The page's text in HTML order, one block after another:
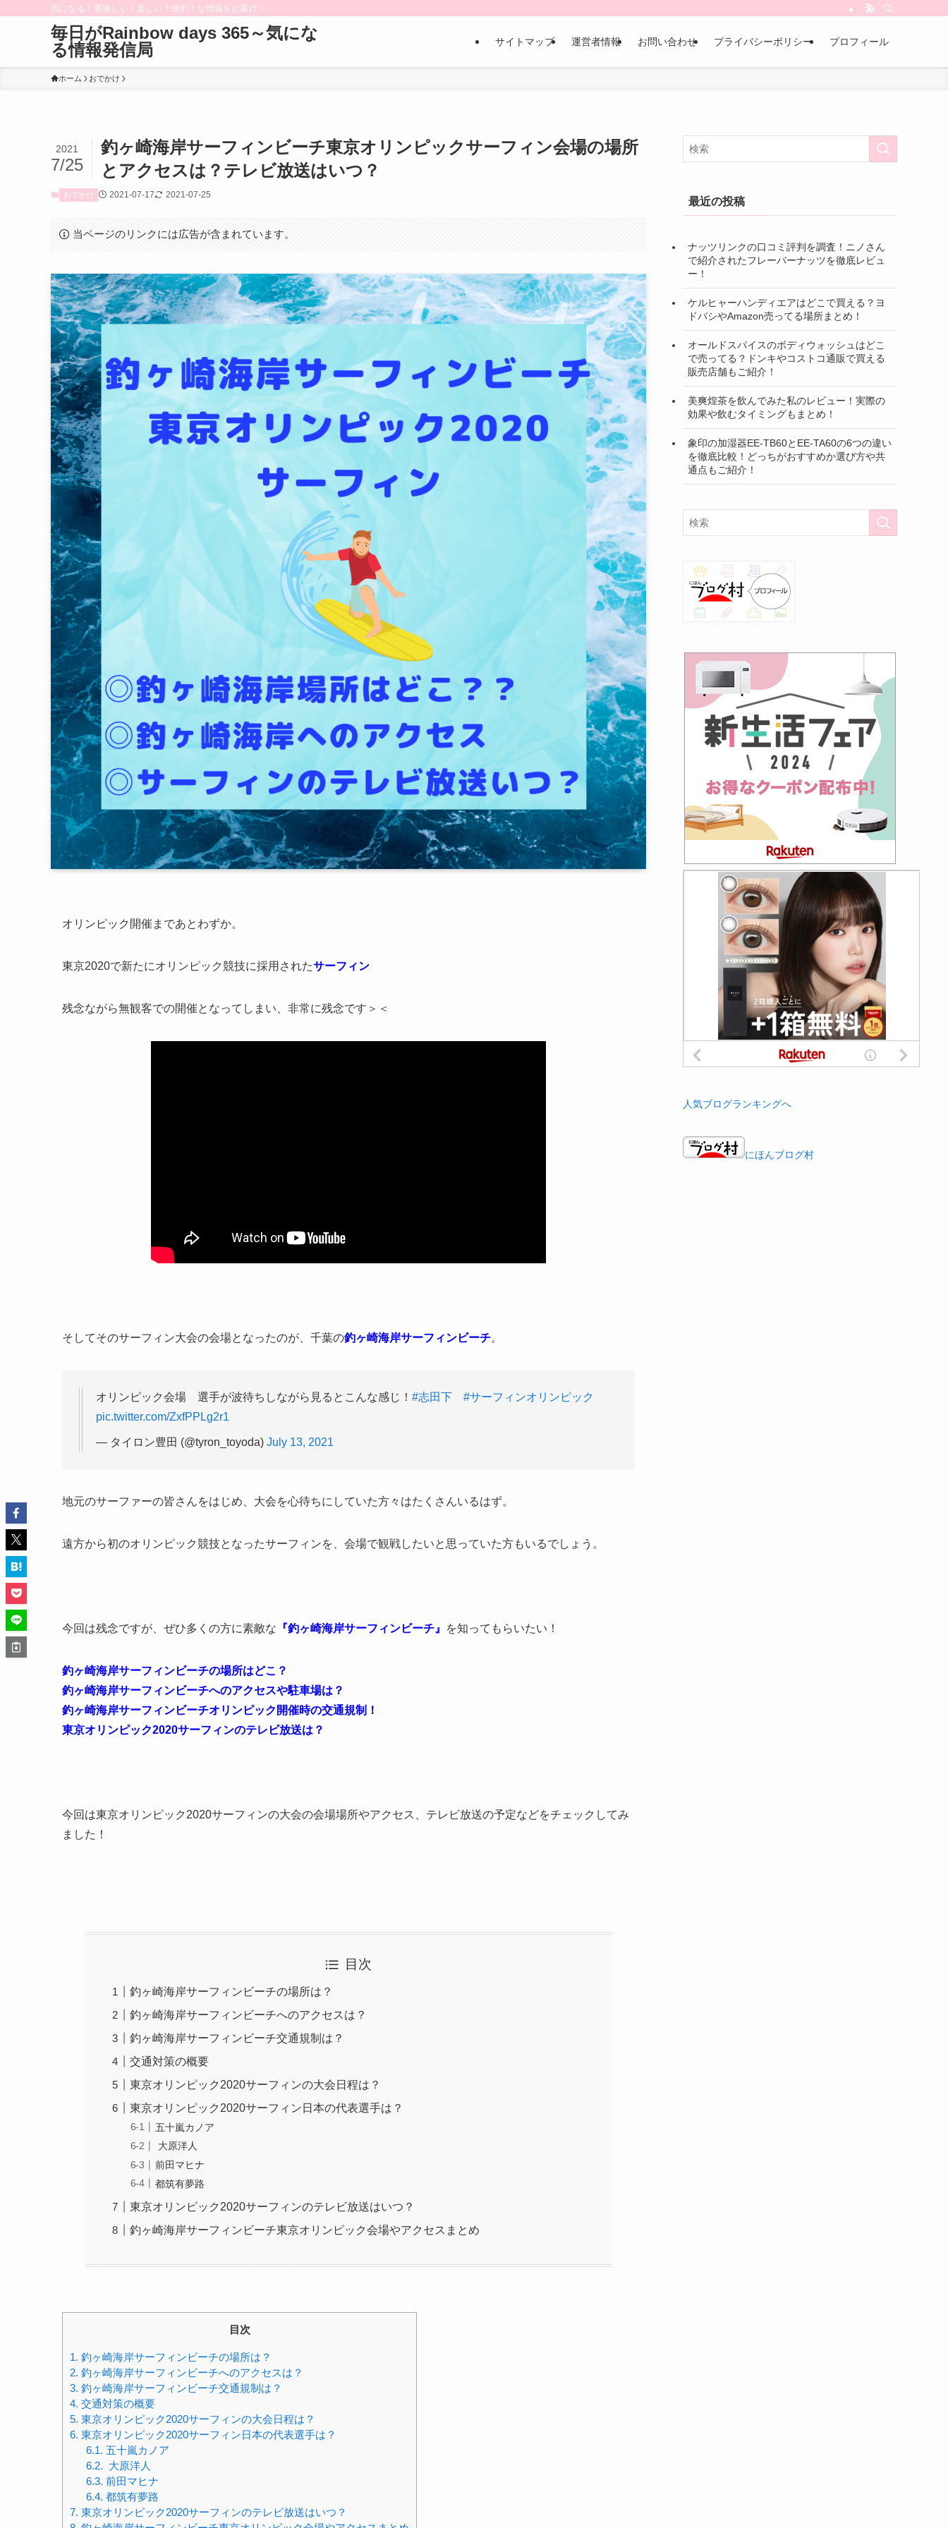
気になる！美味しい！楽しい！便利！な情報をお届け！
毎日がRainbow days 365～気にな
る情報発信局
サイトマップ 運営者情報 お問い合わせ プライバシーポリシー プロフィール
ホーム おでかけ
釣ヶ崎海岸サーフィンビーチ東京オリンピックサーフィン会場の場所
とアクセスは？テレビ放送はいつ？
2021
7/25
おでかけ 2021-07-17 2021-07-25
当ページのリンクには広告が含まれています。
オリンピック開催まであとわずか。
東京2020で新たにオリンピック競技に採用されたサーフィン
残念ながら無観客での開催となってしまい、非常に残念です＞＜
そしてそのサーフィン大会の会場となったのが、千葉の釣ヶ崎海岸サーフィンビーチ。
オリンピック会場 選手が波待ちしながら見るとこんな感じ！ #志田下
#サーフィンオリンピック
pic.twitter.com/ZxfPPLg2r1
— タイロン豊田 (@tyron_toyoda) July 13, 2021
地元のサーファーの皆さんをはじめ、大会を心待ちにしていた方々はたくさんいるはず。
遠方から初のオリンピック競技となったサーフィンを、会場で観戦したいと思っていた方もいるでしょう。
今回は残念ですが、ぜひ多くの方に素敵な 『釣ヶ崎海岸サーフィンビーチ』 を知ってもらいたい！
釣ヶ崎海岸サーフィンビーチの場所はどこ？
釣ヶ崎海岸サーフィンビーチへのアクセスや駐車場は？
釣ヶ崎海岸サーフィンビーチオリンピック開催時の交通規制！
東京オリンピック2020サーフィンのテレビ放送は？
今回は東京オリンピック2020サーフィンの大会の会場場所やアクセス、テレビ放送の予定などをチェックしてみ
ました！
目次
釣ヶ崎海岸サーフィンビーチの場所は？
釣ヶ崎海岸サーフィンビーチへのアクセスは？
釣ヶ崎海岸サーフィンビーチ交通規制は？
交通対策の概要
東京オリンピック2020サーフィンの大会日程は？
東京オリンピック2020サーフィン日本の代表選手は？
五十嵐カノア
大原洋人
前田マヒナ
都筑有夢路
東京オリンピック2020サーフィンのテレビ放送はいつ？
釣ヶ崎海岸サーフィンビーチ東京オリンピック会場やアクセスまとめ
目次
1. 釣ヶ崎海岸サーフィンビーチの場所は？
2. 釣ヶ崎海岸サーフィンビーチへのアクセスは？
3. 釣ヶ崎海岸サーフィンビーチ交通規制は？
4. 交通対策の概要
5. 東京オリンピック2020サーフィンの大会日程は？
6. 東京オリンピック2020サーフィン日本の代表選手は？
6.1. 五十嵐カノア
6.2. 大原洋人
6.3. 前田マヒナ
6.4. 都筑有夢路
7. 東京オリンピック2020サーフィンのテレビ放送はいつ？
最近の投稿
ナッツリンクの口コミ評判を調査！ニノさん
で紹介されたフレーバーナッツを徹底レビュ
ー！
ケルヒャーハンディエアはどこで買える？ヨ
ドバシやAmazon売ってる場所まとめ！
オールドスパイスのボディウォッシュはどこ
で売ってる？ドンキやコストコ通販で買える
販売店舗もご紹介！
美爽煌茶を飲んでみた私のレビュー！実際の
効果や飲むタイミングもまとめ！
象印の加湿器EE-TB60とEE-TA60の6つの違い
を徹底比較！どっちがおすすめか選び方や共
通点もご紹介！
人気ブログランキングへ
にほんブログ村